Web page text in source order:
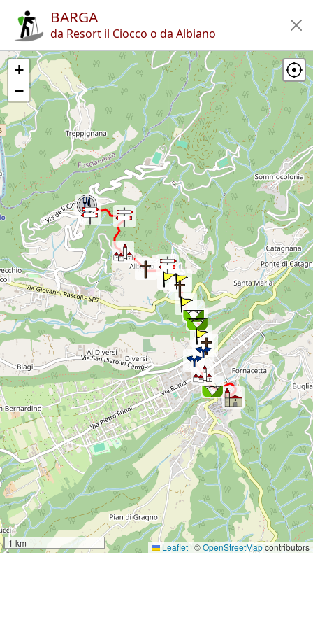
Itinerari Rifugi Articoli
App
Autori
Novità it
🔍︎
?
Italia Altre province
Media Valle del Serchio
Comune di Barga
Barga
BARGA
da Resort il Ciocco o da Albiano
+
−
1 km Leaflet | ©OpenStreetMapcontributors
Copyright © 2010-2021 trekking-etc - Tutti i diritti riservati
Developed by gb-ing
termini d'uso -esclusione di responsabilità-privacy e cookie
Pagine viste: 3709906